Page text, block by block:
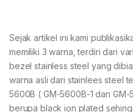
Sejak artikel ini kami
memiliki 3 warna, terdiri dari
bezel stainless steel yang
warna asli dari stainlees steel
5600B ( GM-5600B-1 dan
berupa black ion plated